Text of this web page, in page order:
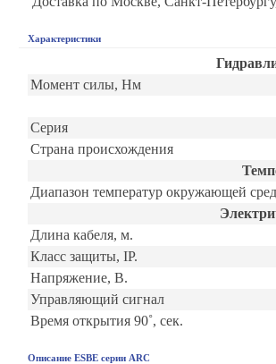
Характеристики
Момент силы, Нм
Серия
Страна происхождения
Диапазон температур окружающей
Длина кабеля, м.
Класс защиты, IP.
Напряжение, В.
Управляющий сигнал
Время открытия 90˚, сек.
Описание ESBE серии ARC